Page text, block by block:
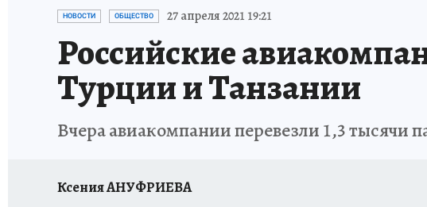
ИСПЫТАНО НА СЕБЕ
НОВОСТИ ОБЩЕСТВО 27 апреля 2021 19:21
Российские
Турции и Танзании
Вчера авиакомпании перевезли 1,3 тысячи
Ксения АНУФРИЕВА